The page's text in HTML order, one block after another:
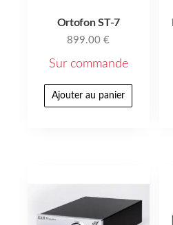
Ortofon ST-7
899.00€
Sur commande
Ajouter au panier